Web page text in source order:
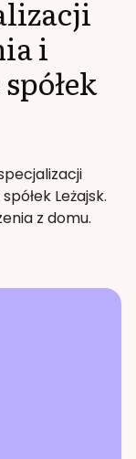
i
Leżajsk.
z domu.